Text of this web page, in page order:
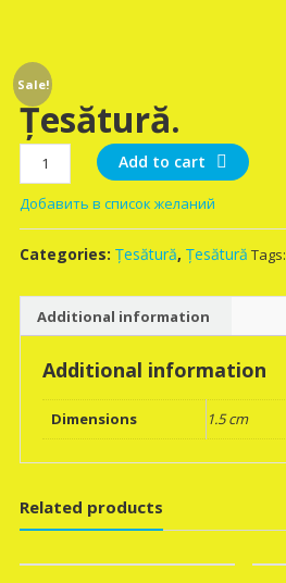
Sale!
Țesătură.
Țesătură.
quantity
Add to cart
Добавить в список желаний
Categories: Țesătură, Țesătură Tags:
Additional information
Additional information
Dimensions 1.5 cm
Related products